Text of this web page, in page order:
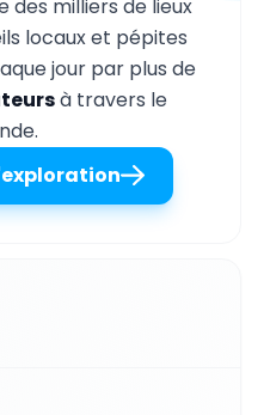
des milliers de lieux
locaux et pépites
jour par plus de
à travers le